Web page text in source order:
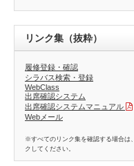
リンク集（抜粋）
履修登録・確認
シラバス検索・登録
WebClass
出席確認システム
出席確認システムマニュアル
Webメール
※すべてのリンク集を確認する場合は、
クしてください。